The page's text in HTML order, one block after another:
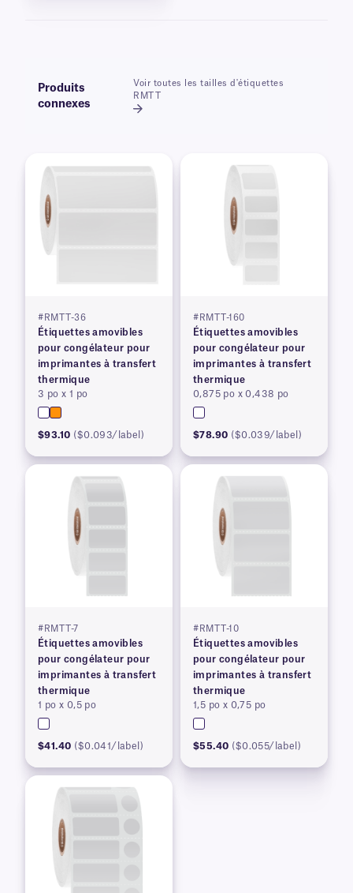
Produits
connexes
Voir toutes les tailles d'étiquettes
RMTT
#RMTT-36
Étiquettes amovibles
pour congélateur pour
imprimantes à transfert
thermique
3 po x 1 po
$93.10 ($0.093/label)
#RMTT-160
Étiquettes amovibles
pour congélateur pour
imprimantes à transfert
thermique
0,875 po x 0,438 po
$78.90 ($0.039/label)
#RMTT-7
Étiquettes amovibles
pour congélateur pour
imprimantes à transfert
thermique
1 po x 0,5 po
$41.40 ($0.041/label)
#RMTT-10
Étiquettes amovibles
pour congélateur pour
imprimantes à transfert
thermique
1,5 po x 0,75 po
$55.40 ($0.055/label)